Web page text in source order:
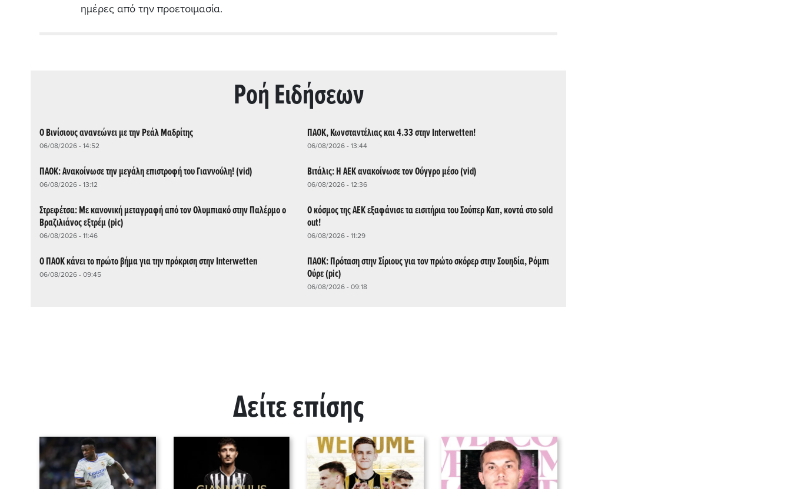
ημέρες από την προετοιμασία.
Ρoή Ειδήσεων
Ο Βινίσιους ανανεώνει με την Ρεάλ Μαδρίτης
06/08/2026 - 14:52
ΠΑΟΚ, Κωνσταντέλιας και 4.33 στην Interwetten!
06/08/2026 - 13:44
ΠΑΟΚ: Ανακοίνωσε την μεγάλη επιστροφή του Γιαννούλη! (vid)
06/08/2026 - 13:12
Βιτάλις: Η ΑΕΚ ανακοίνωσε τον Ούγγρο μέσο (vid)
06/08/2026 - 12:36
Στρεφέτσα: Με κανονική μεταγραφή από τον Ολυμπιακό στην Παλέρμο ο
Βραζιλιάνος εξτρέμ (pic)
06/08/2026 - 11:46
Ο κόσμος της ΑΕΚ εξαφάνισε τα εισιτήρια του Σούπερ Καπ, κοντά στο sold
out!
06/08/2026 - 11:29
Ο ΠΑΟΚ κάνει το πρώτο βήμα για την πρόκριση στην Interwetten
06/08/2026 - 09:45
ΠΑΟΚ: Πρόταση στην Σίριους για τον πρώτο σκόρερ στην Σουηδία, Ρόμπι
Ούρε (pic)
06/08/2026 - 09:18
Δείτε επίσης